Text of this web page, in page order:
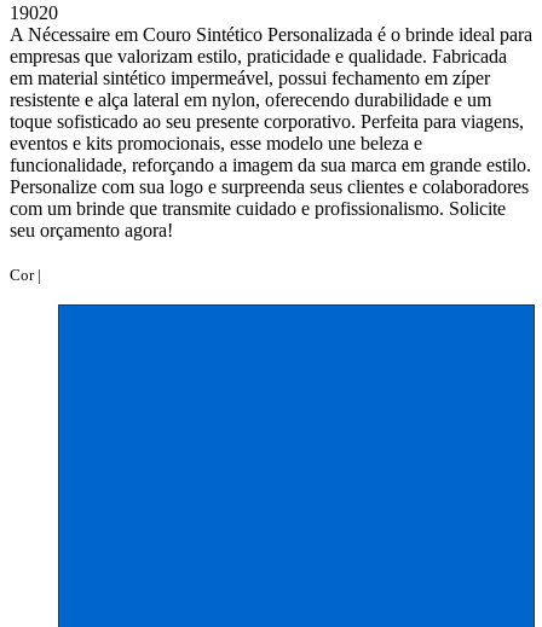
19020
A Nécessaire em Couro Sintético Personalizada é o brinde ideal para
empresas que valorizam estilo, praticidade e qualidade. Fabricada
em material sintético impermeável, possui fechamento em zíper
resistente e alça lateral em nylon, oferecendo durabilidade e um
toque sofisticado ao seu presente corporativo. Perfeita para viagens,
eventos e kits promocionais, esse modelo une beleza e
funcionalidade, reforçando a imagem da sua marca em grande estilo.
Personalize com sua logo e surpreenda seus clientes e colaboradores
com um brinde que transmite cuidado e profissionalismo. Solicite
seu orçamento agora!
Cor |